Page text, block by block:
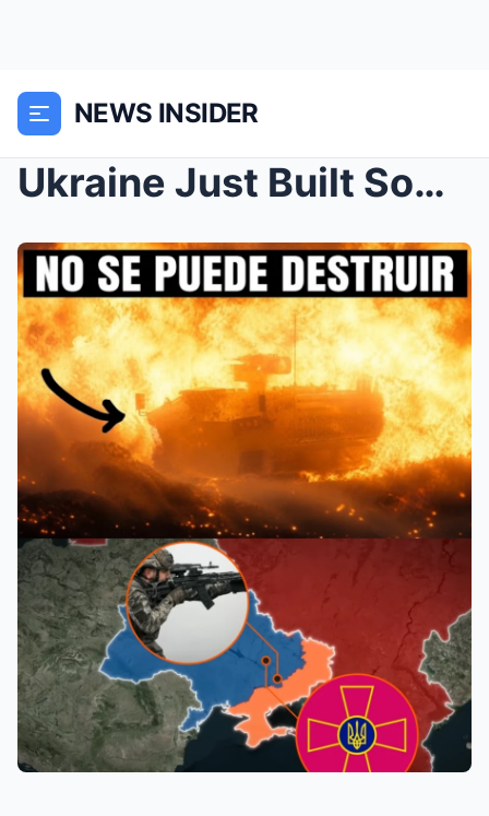
NEWS INSIDER
Ukraine Just Built Something UNKILLABLE el Skif bu...